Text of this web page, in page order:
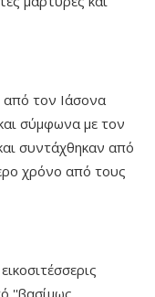
από τον Ιάσονα
σύμφωνα με τον
συντάχθηκαν από
χρόνο από τους
''βασίμως